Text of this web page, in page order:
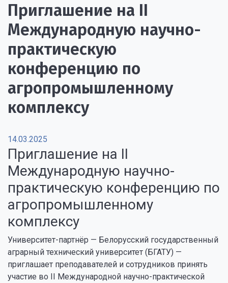
Приглашение на II
Международную научно-
практическую
конференцию по
агропромышленному
комплексу
14.03.2025
Приглашение на II
Международную научно-
практическую конференцию по
агропромышленному
комплексу
Университет-партнёр — Белорусский государственный
аграрный технический университет (БГАТУ) —
приглашает преподавателей и сотрудников принять
участие во II Международной научно-практической